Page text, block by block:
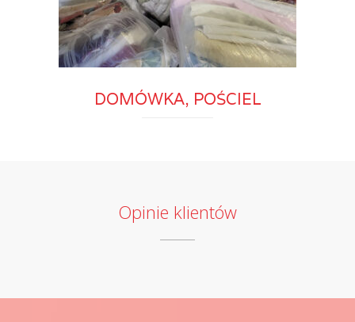
DOMÓWKA, POŚCIEL
Opinie klientów